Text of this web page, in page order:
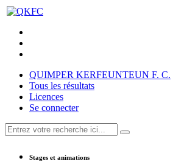
QUIMPER KERFEUNTEUN F. C.
Tous les résultats
Licences
Se connecter
Stages et animations